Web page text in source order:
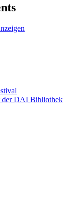
der DAI Bibliothek